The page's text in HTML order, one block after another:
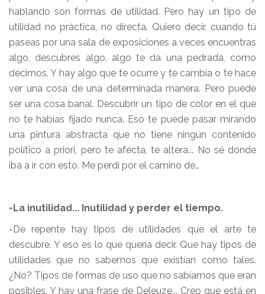
hablando son formas de utilidad. Pero hay un tipo de
utilidad no práctica, no directa. Quiero decir, cuando tú
paseas por una sala de exposiciones a veces encuentras
algo, descubres algo, algo te da una pedrada, como
decimos. Y hay algo que te ocurre y te cambia o te hace
ver una cosa de una determinada manera. Pero puede
ser una cosa banal. Descubrir un tipo de color en el que
no te habías fijado nunca. Eso te puede pasar mirando
una pintura abstracta que no tiene ningún contenido
político a priori, pero te afecta, te altera... No sé dónde
iba a ir con esto. Me perdí por el camino de…
-La inutilidad... Inutilidad y perder el tiempo.
-De repente hay tipos de utilidades que el arte te
descubre. Y eso es lo que quería decir. Que hay tipos de
utilidades que no sabemos que existían como tales.
¿No? Tipos de formas de uso que no sabíamos que eran
posibles. Y hay una frase de Deleuze... Creo que está en